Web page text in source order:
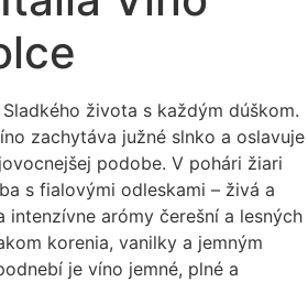
života s každým dúškom.
zachytáva južné slnko a oslavuje
podobe. V pohári žiari
s fialovými odleskami – živá a
intenzívne arómy čerešní a lesných
korenia, vanilky a jemným
je víno jemné, plné a